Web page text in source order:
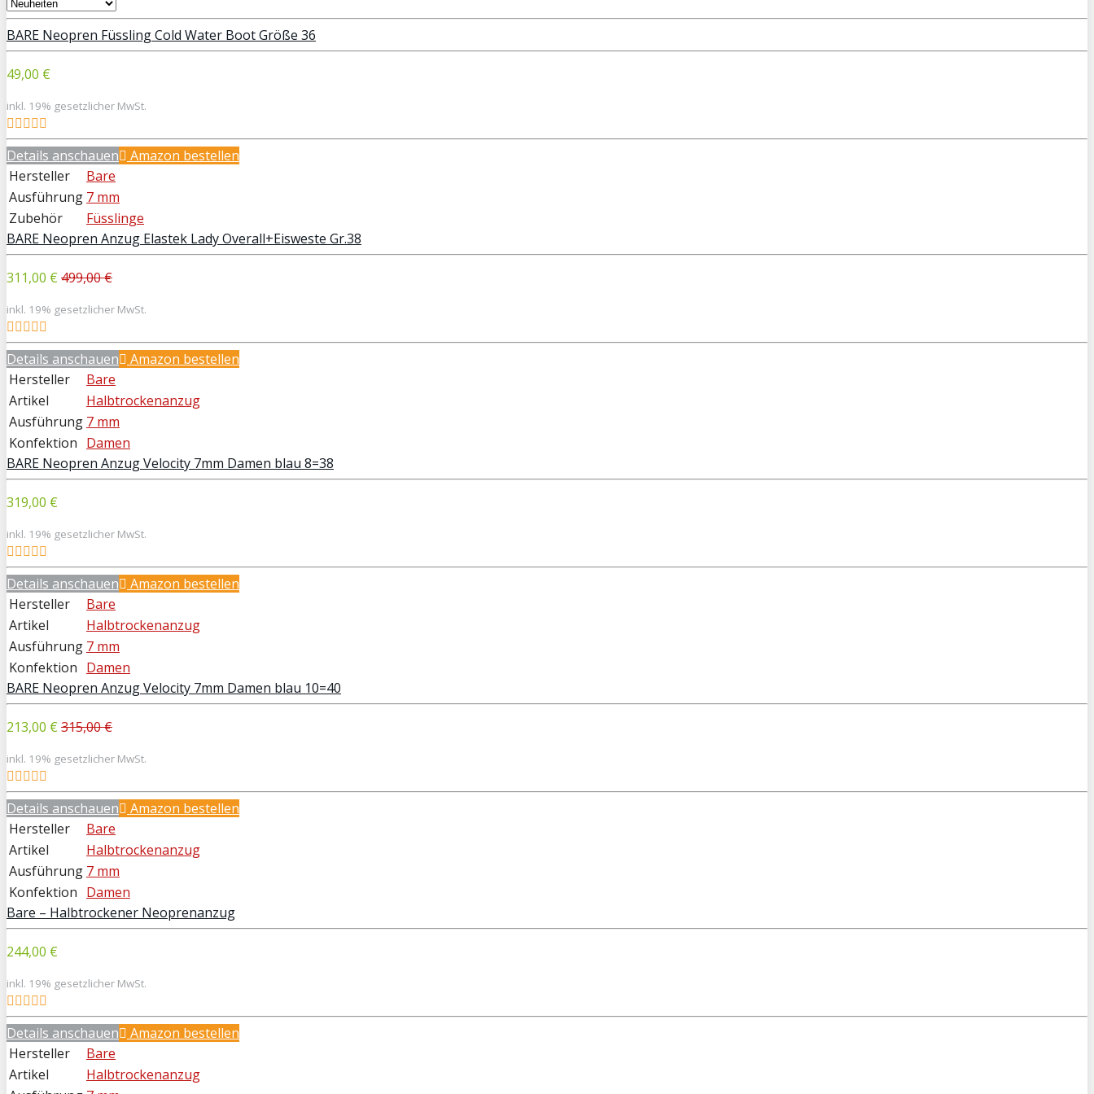
BARE Neopren Füssling Cold Water Boot Größe 36
49,00 €
inkl. 19% gesetzlicher MwSt.
Details anschauen
Amazon bestellen
Hersteller
Bare
Ausführung 7 mm
Zubehör
Füsslinge
BARE Neopren Anzug Elastek Lady Overall+Eisweste Gr.38
311,00 € 499,00 €
inkl. 19% gesetzlicher MwSt.
Details anschauen
Amazon bestellen
Hersteller
Bare
Artikel
Halbtrockenanzug
Ausführung 7 mm
Konfektion Damen
BARE Neopren Anzug Velocity 7mm Damen blau 8=38
319,00 €
inkl. 19% gesetzlicher MwSt.
Details anschauen
Amazon bestellen
Hersteller
Bare
Artikel
Halbtrockenanzug
Ausführung 7 mm
Konfektion Damen
BARE Neopren Anzug Velocity 7mm Damen blau 10=40
213,00 € 315,00 €
inkl. 19% gesetzlicher MwSt.
Details anschauen
Amazon bestellen
Hersteller
Bare
Artikel
Halbtrockenanzug
Ausführung 7 mm
Konfektion Damen
Bare – Halbtrockener Neoprenanzug
244,00 €
inkl. 19% gesetzlicher MwSt.
Details anschauen
Amazon bestellen
Hersteller
Bare
Artikel
Halbtrockenanzug